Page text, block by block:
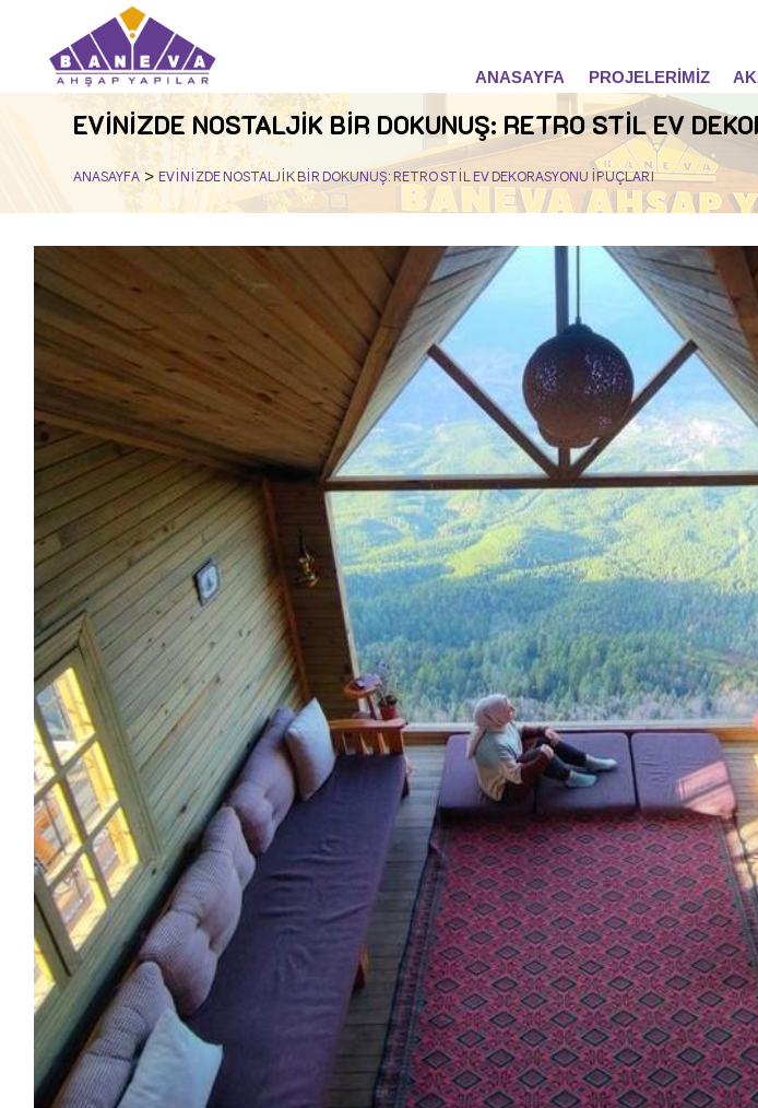
ANASAYFA PROJELERİMİZ
EVİNİZDE NOSTALJİK BİR DOKUNUŞ: RETRO STİL EV
ANASAYFA >EVİNİZDE NOSTALJİK BİR DOKUNUŞ: RETRO STİL EV DEKORASYONU İPUÇLARI